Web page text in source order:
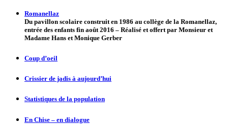
Romanellaz
Du pavillon scolaire construit en 1986 au collège de la Romanellaz,
entrée des enfants fin août 2016 – Réalisé et offert par Monsieur et
Madame Hans et Monique Gerber
Coup d’oeil
Crissier de jadis à aujourd’hui
Statistiques de la population
En Chise – en dialogue